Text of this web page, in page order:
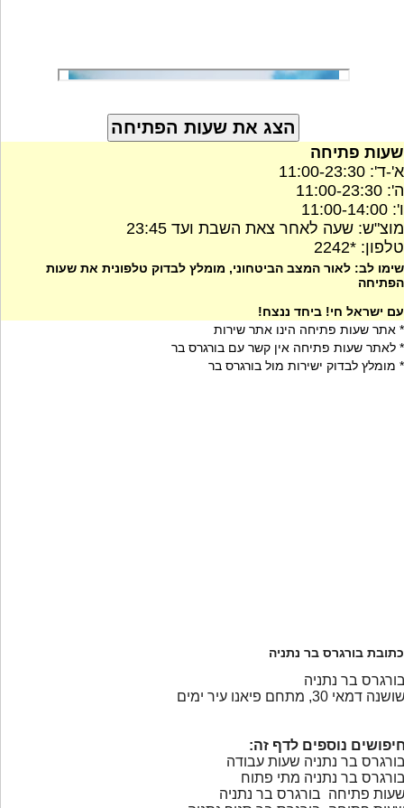
שעות פתיחה
א'-ד': 11:00-23:30
ה': 11:00-23:30
ו': 11:00-14:00
מוצ"ש: שעה לאחר צאת השבת ועד 23:45
טלפון: *2242
שימו לב: לאור המצב הביטחוני, מומלץ לבדוק טלפונית את שעות
הפתיחה
עם ישראל חי! ביחד ננצח!
* אתר שעות פתיחה הינו אתר שירות
* לאתר שעות פתיחה אין קשר עם בורגרס בר
* מומלץ לבדוק ישירות מול בורגרס בר
כתובת בורגרס בר נתניה
בר נתניה
דמאי 30, מתחם פיאנו עיר ימים
נוספים לדף זה:
בר נתניה שעות עבודה
בר נתניה מתי פתוח
פתיחה בורגרס בר נתניה